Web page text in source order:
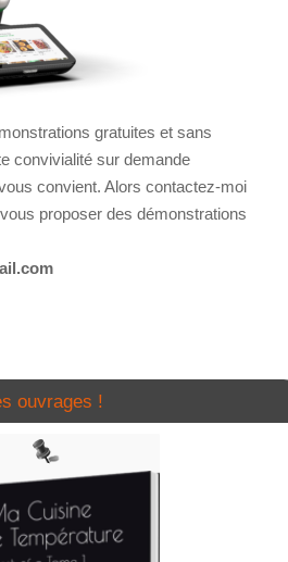
gratuites et sans
convivialité sur demande
convient. Alors contactez-moi
proposer des démonstrations
ouvrages !